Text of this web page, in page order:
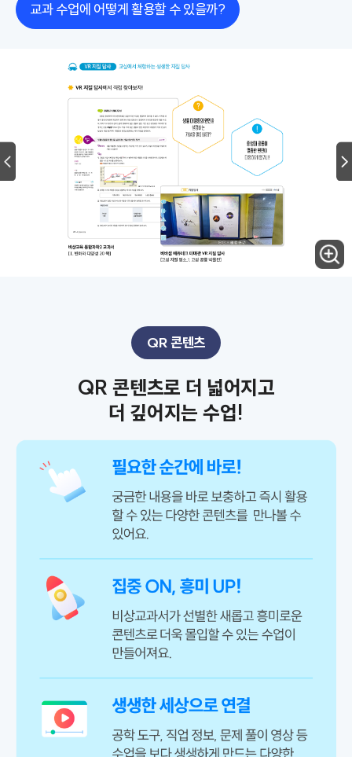
교과 수업에 어떻게 활용할 수 있을까?
QR 콘텐츠
QR 콘텐츠로 더 넓어지고
더 깊어지는 수업!